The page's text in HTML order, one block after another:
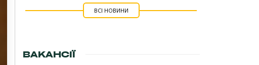
ВСІ НОВИНИ
ВАКАНСІЇ